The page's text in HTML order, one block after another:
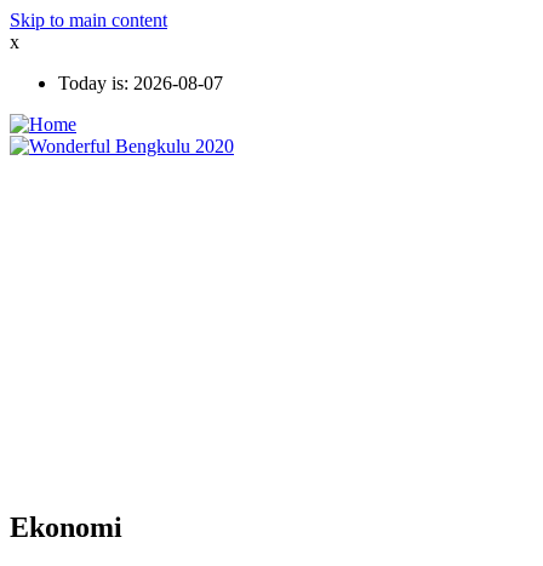
Skip to main content
x
Today is: 2026-08-07
Ekonomi